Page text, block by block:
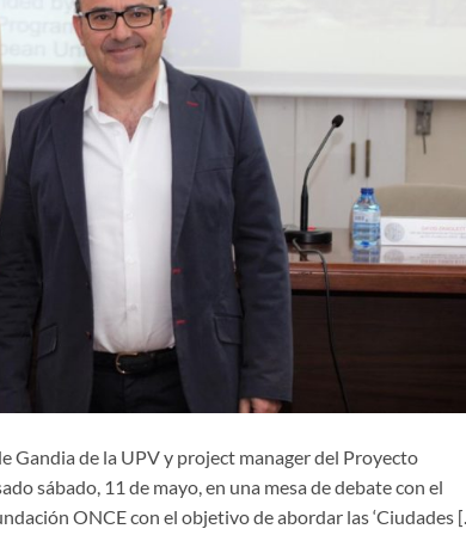
Gandia de la UPV y project manager del Proyecto
sábado, 11 de mayo, en una mesa de debate con el
ONCE con el objetivo de abordar las ‘Ciudades